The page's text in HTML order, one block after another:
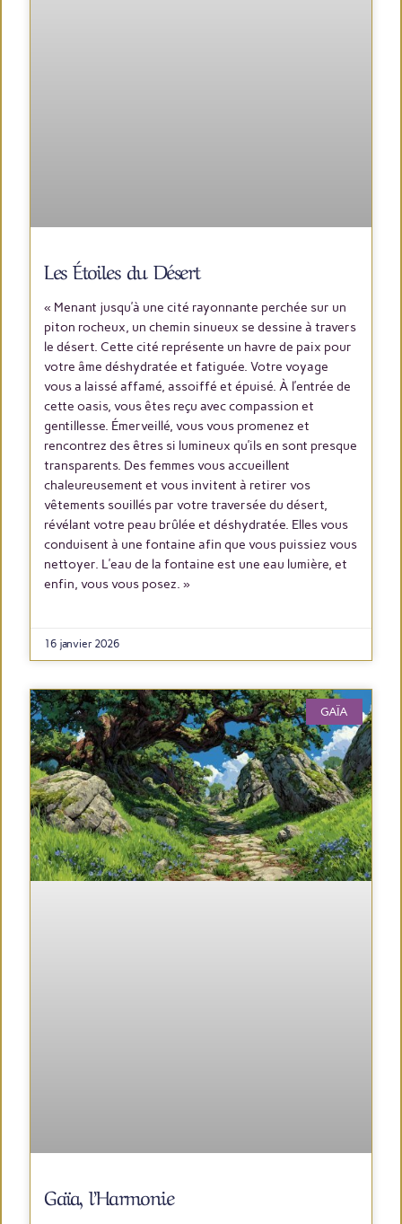
Les Étoiles du Désert
« Menant jusqu’à une cité rayonnante perchée sur un
piton rocheux, un chemin sinueux se dessine à travers
le désert. Cette cité représente un havre de paix pour
votre âme déshydratée et fatiguée. Votre voyage
vous a laissé affamé, assoiffé et épuisé. À l’entrée de
cette oasis, vous êtes reçu avec compassion et
gentillesse. Émerveillé, vous vous promenez et
rencontrez des êtres si lumineux qu’ils en sont presque
transparents. Des femmes vous accueillent
chaleureusement et vous invitent à retirer vos
vêtements souillés par votre traversée du désert,
révélant votre peau brûlée et déshydratée. Elles vous
conduisent à une fontaine afin que vous puissiez vous
nettoyer. L’eau de la fontaine est une eau lumière, et
enfin, vous vous posez. »
16 janvier 2026
GAÏA
Gaïa, l’Harmonie